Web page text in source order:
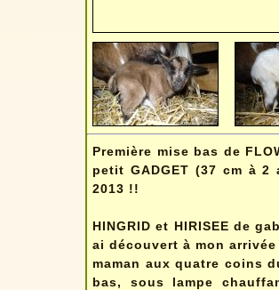
Première mise bas de
petit GADGET (37 cm à
2013 !!
HINGRID et HIRISEE de
ai découvert à mon
maman aux quatre coins
bas, sous lampe